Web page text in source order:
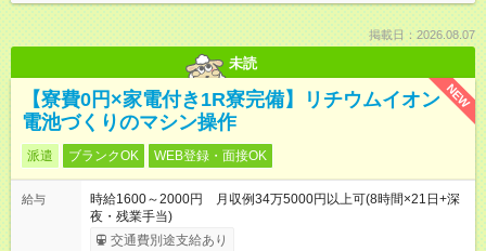
掲載日：2026.08.07
未読
NEW
【寮費0円×家電付き1R寮完備】リチウムイオン
電池づくりのマシン操作
派遣 ブランクOK WEB登録・面接OK
給与
時給1600～2000円 月収例34万5000円以上可(8時間×21日+深
夜・残業手当)
交通費別途支給あり